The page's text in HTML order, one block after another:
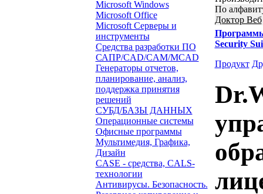
Microsoft Windows
Microsoft Office
Microsoft Серверы и
инструменты
Средства разработки ПО
САПР/CAD/CAM/MCAD
Генераторы отчетов,
планирование, анализ,
поддержка принятия
решений
СУБД/БАЗЫ ДАННЫХ
Операционные системы
Офисные программы
Мультимедия, Графика,
Дизайн
CASE - средства, CALS-
технологии
Антивирусы. Безопасность.
По
Доктор Веб
Security
Продукт